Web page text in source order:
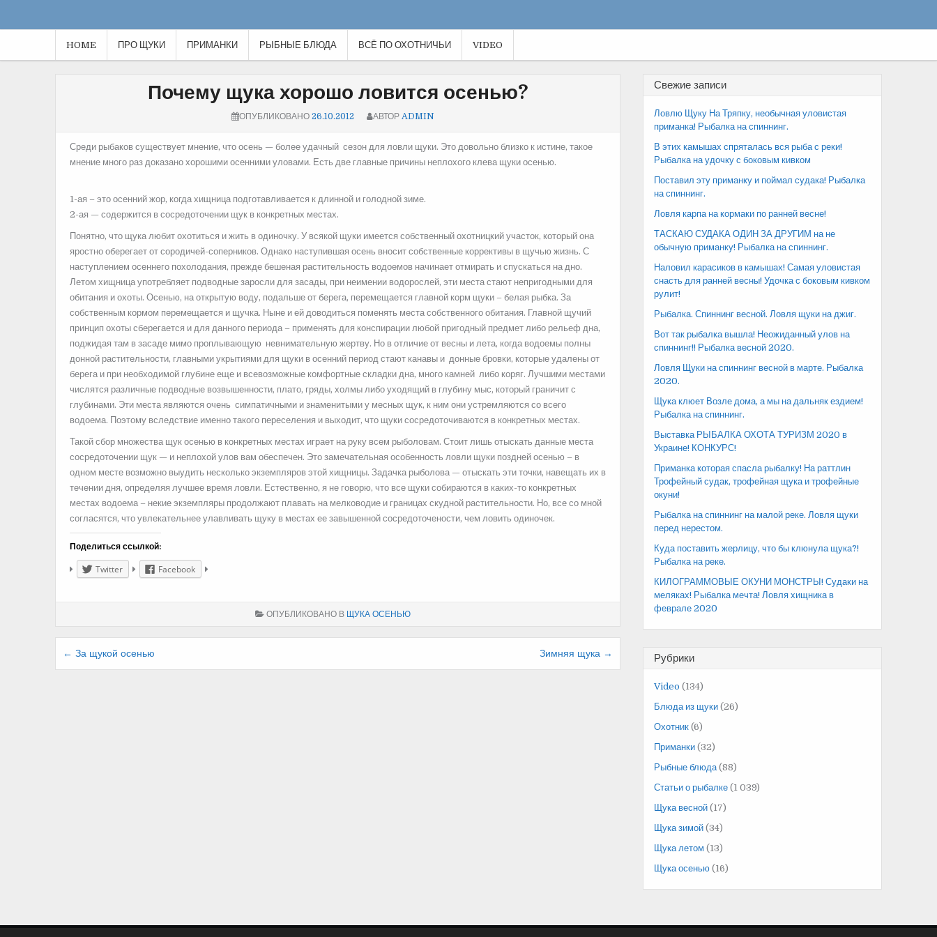
HOME ПРО ЩУКИ ПРИМАНКИ РЫБНЫЕ БЛЮДА ВСЁ ПО ОХОТНИЧЬИ VIDEO
Почему щука хорошо ловится осенью?
ОПУБЛИКОВАНО 26.10.2012 АВТОР ADMIN
Среди рыбаков существует мнение, что осень — более удачный сезон для ловли щуки. Это довольно близко к истине, такое
мнение много раз доказано хорошими осенними уловами. Есть две главные причины неплохого клева щуки осенью.
1-ая – это осенний жор, когда хищница подготавливается к длинной и голодной зиме.
2-ая — содержится в сосредоточении щук в конкретных местах.
Понятно, что щука любит охотиться и жить в одиночку. У всякой щуки имеется собственный охотницкий участок, который она
яростно оберегает от сородичей-соперников. Однако наступившая осень вносит собственные коррективы в щучью жизнь. С
наступлением осеннего похолодания, прежде бешеная растительность водоемов начинает отмирать и спускаться на дно.
Летом хищница употребляет подводные заросли для засады, при неимении водорослей, эти места стают непригодными для
обитания и охоты. Осенью, на открытую воду, подальше от берега, перемещается главной корм щуки – белая рыбка. За
собственным кормом перемещается и щучка. Ныне и ей доводиться поменять места собственного обитания. Главной щучий
принцип охоты сберегается и для данного периода – применять для конспирации любой пригодный предмет либо рельеф дна,
поджидая там в засаде мимо проплывающую невнимательную жертву. Но в отличие от весны и лета, когда водоемы полны
донной растительности, главными укрытиями для щуки в осенний период стают канавы и донные бровки, которые удалены от
берега и при необходимой глубине еще и всевозможные комфортные складки дна, много камней либо коряг. Лучшими местами
числятся различные подводные возвышенности, плато, гряды, холмы либо уходящий в глубину мыс, который граничит с
глубинами. Эти места являются очень симпатичными и знаменитыми у месных щук, к ним они устремляются со всего
водоема. Поэтому вследствие именно такого переселения и выходит, что щуки сосредоточиваются в конкретных местах.
Такой сбор множества щук осенью в конкретных местах играет на руку всем рыболовам. Стоит лишь отыскать данные места
сосредоточении щук — и неплохой улов вам обеспечен. Это замечательная особенность ловли щуки поздней осенью – в
одном месте возможно выудить несколько экземпляров этой хищницы. Задачка рыболова — отыскать эти точки, навещать их в
течении дня, определяя лучшее время ловли. Естественно, я не говорю, что все щуки собираются в каких-то конкретных
местах водоема – некие экземпляры продолжают плавать на мелководие и границах скудной растительности. Но, все со мной
согласятся, что увлекательнее улавливать щуку в местах ее завышенной сосредоточености, чем ловить одиночек.
Поделиться ссылкой:
Twitter Facebook
ОПУБЛИКОВАНО В ЩУКА ОСЕНЬЮ
Навигация
← За щукой осенью Зимняя щука →
Свежие записи
Ловлю Щуку На Тряпку, необычная уловистая
приманка! Рыбалка на спиннинг.
В этих камышах спряталась вся рыба с реки!
Рыбалка на удочку с боковым кивком
Поставил эту приманку и поймал судака! Рыбалка
на спиннинг.
Ловля карпа на кормаки по ранней весне!
ТАСКАЮ СУДАКА ОДИН ЗА ДРУГИМ на не
обычную приманку! Рыбалка на спиннинг.
Наловил карасиков в камышах! Самая уловистая
снасть для ранней весны! Удочка с боковым кивком
рулит!
Рыбалка. Спиннинг весной. Ловля щуки на джиг.
Вот так рыбалка вышла! Неожиданный улов на
спиннинг!! Рыбалка весной 2020.
Ловля Щуки на спиннинг весной в марте. Рыбалка
2020.
Щука клюет Возле дома, а мы на дальняк ездием!
Рыбалка на спиннинг.
Выставка РЫБАЛКА ОХОТА ТУРИЗМ 2020 в
Украине! КОНКУРС!
Приманка которая спасла рыбалку! На раттлин
Трофейный судак, трофейная щука и трофейные
окуни!
Рыбалка на спиннинг на малой реке. Ловля щуки
перед нерестом.
Куда поставить жерлицу, что бы клюнула щука?!
Рыбалка на реке.
КИЛОГРАММОВЫЕ ОКУНИ МОНСТРЫ! Судаки на
меляках! Рыбалка мечта! Ловля хищника в
феврале 2020
Рубрики
Video (134)
Блюда из щуки (26)
Охотник (6)
Приманки (32)
Рыбные блюда(88)
Статьи о рыбалке (1 039)
Щука весной (17)
Щука зимой (34)
Щука летом (13)
Щука осенью (16)